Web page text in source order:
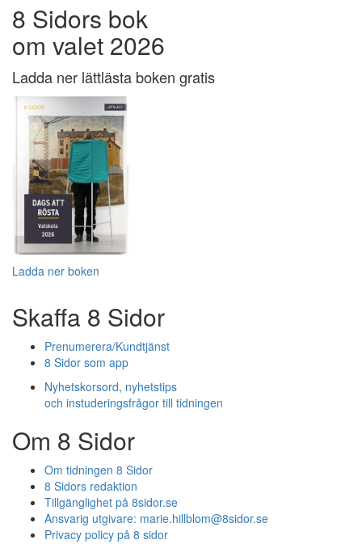
8 Sidors bok
om valet 2026
Ladda ner lättlästa boken gratis
Ladda ner boken
Skaffa 8 Sidor
Prenumerera/Kundtjänst
8 Sidor som app
Nyhetskorsord, nyhetstips
och instuderingsfrågor till tidningen
Om 8 Sidor
Om tidningen 8 Sidor
8 Sidors redaktion
Tillgänglighet på 8sidor.se
Ansvarig utgivare: marie.hillblom@8sidor.se
Privacy policy på 8 sidor